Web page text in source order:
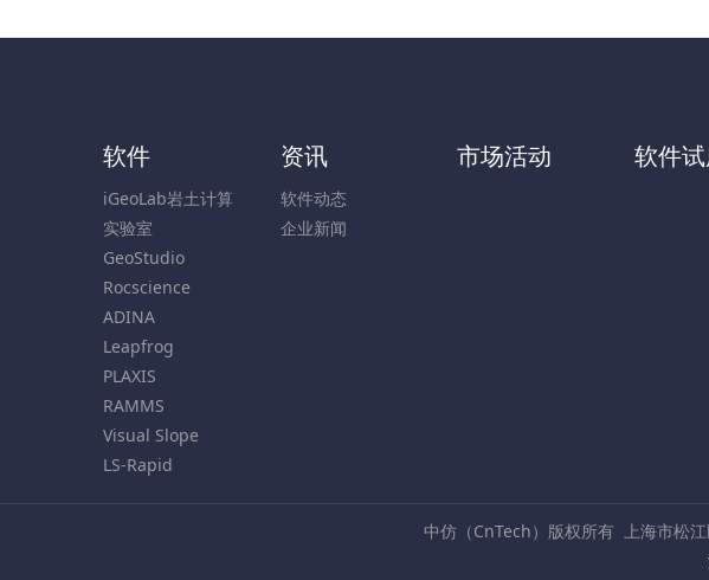
软件
iGeoLab岩土计算
实验室
GeoStudio
Rocscience
ADINA
Leapfrog
PLAXIS
RAMMS
Visual Slope
LS-Rapid
资讯
软件动态
企业新闻
市场活动 软件
中仿（CnTech）版权所有 上海市松